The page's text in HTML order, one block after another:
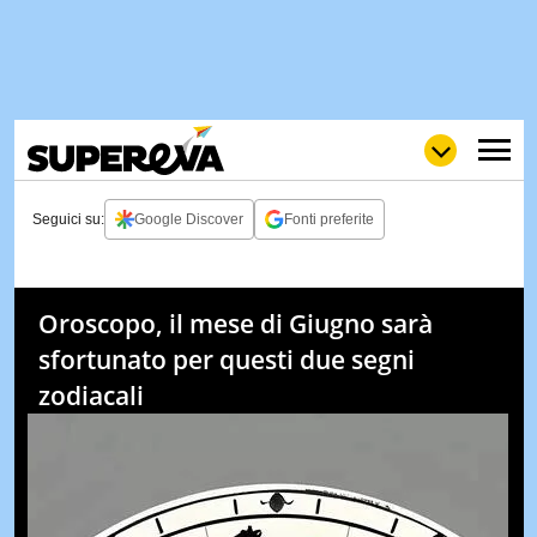
WOW
POP
NEWS
Seguici su: Google Discover Fonti preferite
Oroscopo, il mese di Giugno sarà
sfortunato per questi due segni
zodiacali